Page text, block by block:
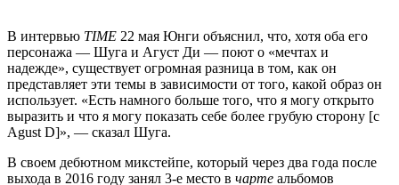
В интервью TIME 22 мая Юнги объяснил, что, хотя оба его
персонажа — Шуга и Агуст Ди — поют о «мечтах и
надежде», существует огромная разница в том, как он
представляет эти темы в зависимости от того, какой образ он
использует. «Есть намного больше того, что я могу открыто
выразить и что я могу показать себе более грубую сторону [с
Agust D]», — сказал Шуга.
В своем дебютном микстейпе, который через два года после
выхода в 2016 году занял 3-е место в чарте альбомов